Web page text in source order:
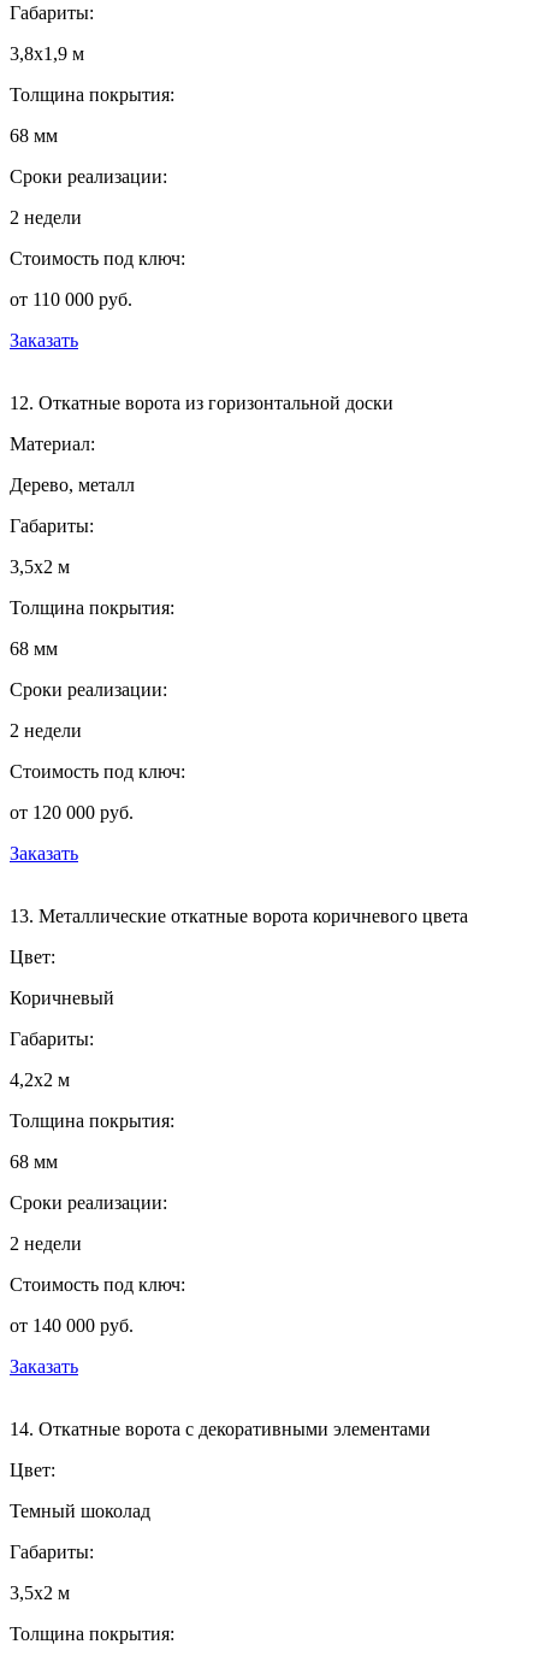
Габариты:
3,8х1,9 м
Толщина покрытия:
68 мм
Сроки реализации:
2 недели
Стоимость под ключ:
от 110 000 руб.
Заказать
12. Откатные ворота из горизонтальной доски
Материал:
Дерево, металл
Габариты:
3,5х2 м
Толщина покрытия:
68 мм
Сроки реализации:
2 недели
Стоимость под ключ:
от 120 000 руб.
Заказать
13. Металлические откатные ворота коричневого цвета
Цвет:
Коричневый
Габариты:
4,2х2 м
Толщина покрытия:
68 мм
Сроки реализации:
2 недели
Стоимость под ключ:
от 140 000 руб.
Заказать
14. Откатные ворота с декоративными элементами
Цвет:
Темный шоколад
Габариты:
3,5х2 м
Толщина покрытия: